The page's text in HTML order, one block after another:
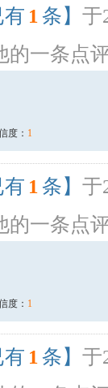
有 1 条】 于
的一条点
度： 1
有 1 条】 于
的一条点
度： 1
有 1 条】 于